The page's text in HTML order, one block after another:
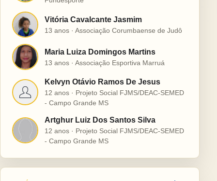
V Vitória Cavalcante Jasmim
13 anos · Associação Corumbaense de Judô
M Maria Luiza Domingos Martins
13 anos · Associação Esportiva Marruá
K
Kelvyn Otávio Ramos De Jesus
12 anos · Projeto Social FJMS/DEAC-SEMED
- Campo Grande MS
Artghur Luiz Dos Santos Silva
12 anos · Projeto Social FJMS/DEAC-SEMED
- Campo Grande MS